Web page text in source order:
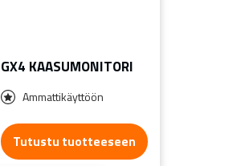
GX4 KAASUMONITORI
Ammattikäyttöön
Tutustu tuotteeseen